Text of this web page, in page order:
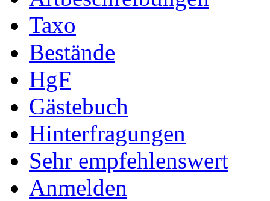
Taxo
Bestände
HgF
Gästebuch
Hinterfragungen
Sehr empfehlenswert
Anmelden